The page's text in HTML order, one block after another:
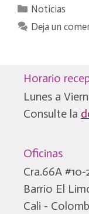
Categorías
Noticias
Deja un
Horario
Lunes a
Consulte la
Oficinas
Cra.66A #10-
Barrio El
Cali -